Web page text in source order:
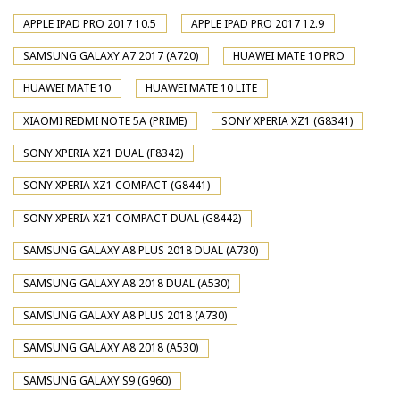
APPLE IPAD PRO 2017 10.5 APPLE IPAD PRO 2017 12.9
SAMSUNG GALAXY A7 2017 (A720) HUAWEI MATE 10 PRO
HUAWEI MATE 10 HUAWEI MATE 10 LITE
XIAOMI REDMI NOTE 5A (PRIME) SONY XPERIA XZ1 (G8341)
SONY XPERIA XZ1 DUAL (F8342)
SONY XPERIA XZ1 COMPACT (G8441)
SONY XPERIA XZ1 COMPACT DUAL (G8442)
SAMSUNG GALAXY A8 PLUS 2018 DUAL (A730)
SAMSUNG GALAXY A8 2018 DUAL (A530)
SAMSUNG GALAXY A8 PLUS 2018 (A730)
SAMSUNG GALAXY A8 2018 (A530)
SAMSUNG GALAXY S9 (G960)